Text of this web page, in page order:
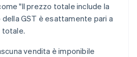
"Il prezzo totale include la
GST è esattamente pari a
totale.
vendita è imponibile